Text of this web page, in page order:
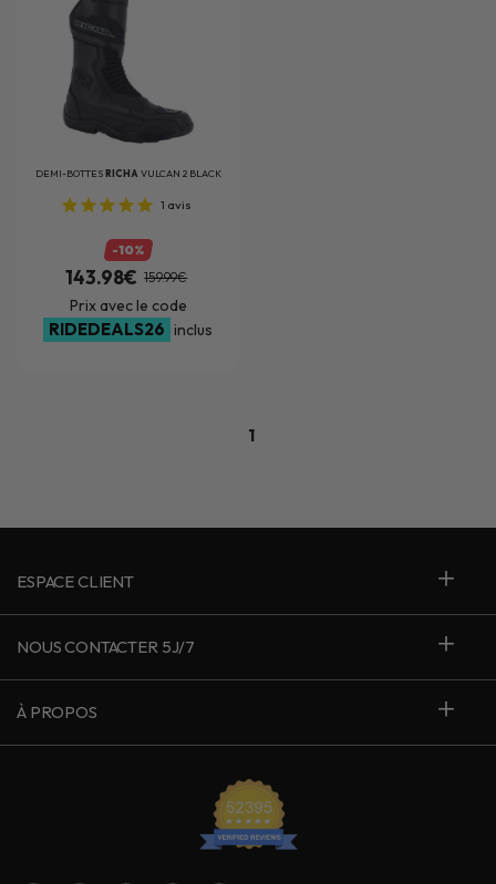
DEMI-BOTTESRICHA VULCAN 2 BLACK
1 avis
-10%
143.98€ 159.99€
Prix avec le code
RIDEDEALS26 inclus
1
ESPACE CLIENT
NOUS CONTACTER 5J/7
À PROPOS